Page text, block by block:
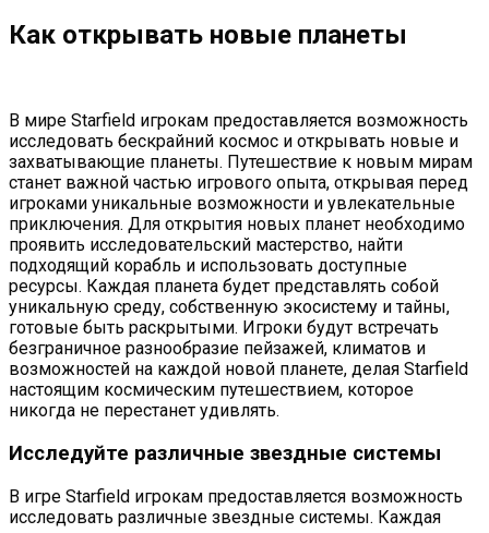
Как открывать новые планеты
В мире Starfield игрокам предоставляется возможность
исследовать бескрайний космос и открывать новые и
захватывающие планеты. Путешествие к новым мирам
станет важной частью игрового опыта, открывая перед
игроками уникальные возможности и увлекательные
приключения. Для открытия новых планет необходимо
проявить исследовательский мастерство, найти
подходящий корабль и использовать доступные
ресурсы. Каждая планета будет представлять собой
уникальную среду, собственную экосистему и тайны,
готовые быть раскрытыми. Игроки будут встречать
безграничное разнообразие пейзажей, климатов и
возможностей на каждой новой планете, делая Starfield
настоящим космическим путешествием, которое
никогда не перестанет удивлять.
Исследуйте различные звездные системы
В игре Starfield игрокам предоставляется возможность
исследовать различные звездные системы. Каждая